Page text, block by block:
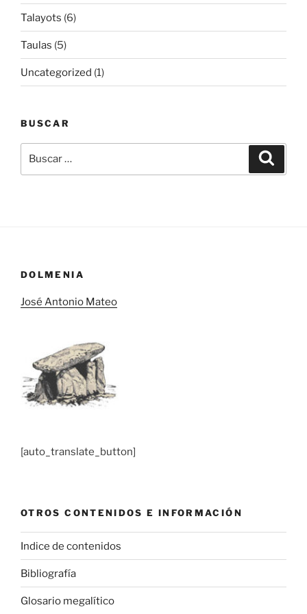
Talayots (6)
Taulas (5)
Uncategorized (1)
BUSCAR
por:
DOLMENIA
José Antonio Mateo
[auto_translate_button]
OTROS CONTENIDOS E INFORMACIÓN
Indice de contenidos
Bibliografía
Glosario megalítico